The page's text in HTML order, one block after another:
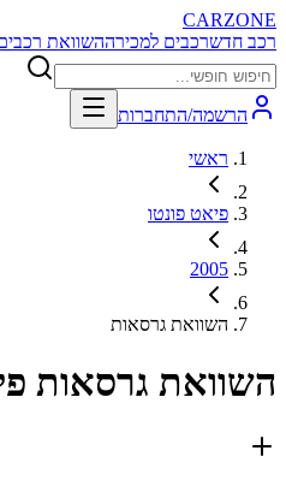
CARZONE
רכב חדשרכבים למכירההשוואת
הרשמה/התחברות
ראשי
פיאט פונטו
2005
השוואת גרסאות
השוואת גרסאות